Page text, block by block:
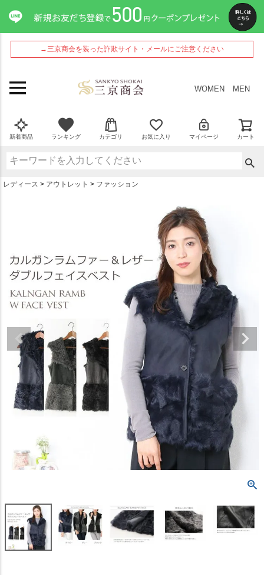
→三京商会を装った詐欺サイト・メールにご注意ください
WOMEN MEN
新着商品 ランキング カテゴリ お気に入り マイページ カート
レディース アウトレット ファッション
ペー
ジト
ップ
へ